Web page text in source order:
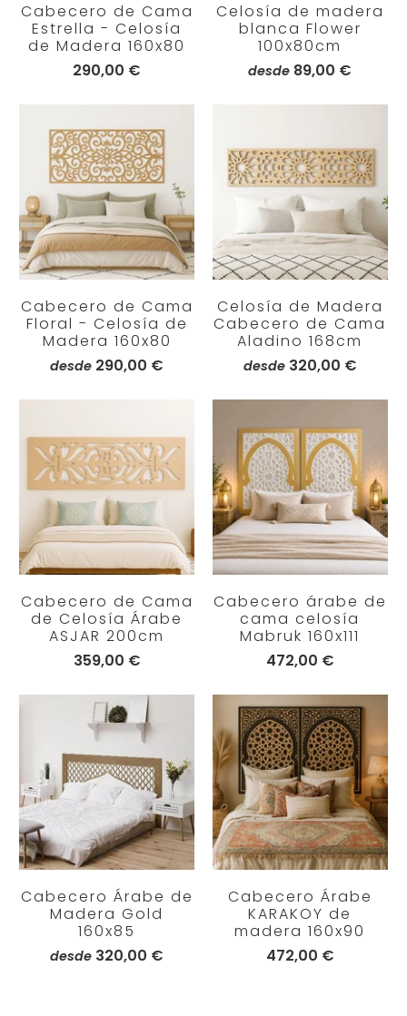
Cabecero de Cama
Estrella - Celosía
de Madera 160x80
290,00 €
Celosía de madera
blanca Flower
100x80cm
desde 89,00 €
Cabecero de Cama
Floral - Celosía de
Madera 160x80
desde 290,00 €
Celosía de Madera
Cabecero de Cama
Aladino 168cm
desde 320,00 €
Cabecero de Cama
de Celosía Árabe
ASJAR 200cm
359,00 €
Cabecero árabe de
cama celosía
Mabruk 160x111
472,00 €
Cabecero Árabe de
Madera Gold
160x85
desde 320,00 €
Cabecero Árabe
KARAKOY de
madera 160x90
472,00 €